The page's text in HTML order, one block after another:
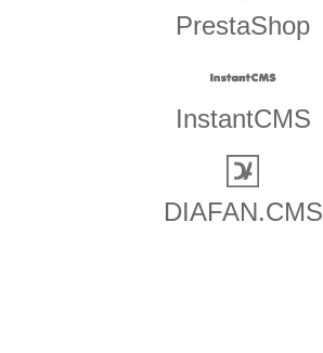
PrestaShop
InstantCMS
DIAFAN.CMS